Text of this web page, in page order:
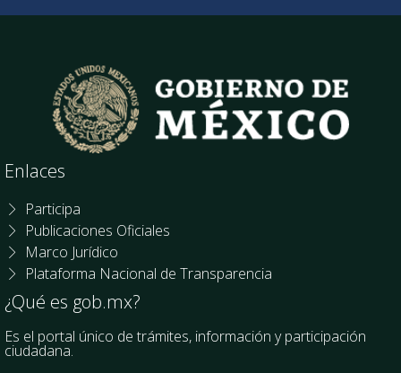
Enlaces
Participa
Publicaciones Oficiales
Marco Jurídico
Plataforma Nacional de Transparencia
¿Qué es gob.mx?
Es el portal único de trámites, información y participación
ciudadana.